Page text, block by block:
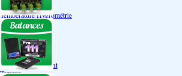
Gaines
Température Hygrométrie
Humidificateurs
Accessoires
Pots - Substrats
Soucoupe
Air Pots originaux
Promotion Discount
Terraux